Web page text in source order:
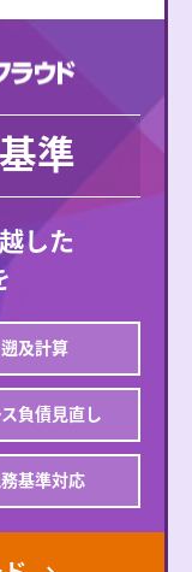
準
した
遡及計算
ス負債見直し
基準対応